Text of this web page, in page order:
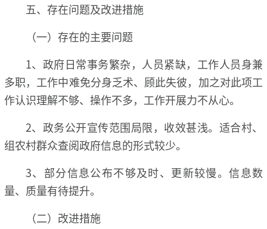
五、存在问题及改进措施
（一）存在的主要问题
1、政府日常事务繁杂，人员紧缺，工作人员身兼
多职，工作中难免分身乏术、顾此失彼，加之对此项工
作认识理解不够、操作不多，工作开展力不从心。
2、政务公开宣传范围局限，收效甚浅。适合村、
组农村群众查阅政府信息的形式较少。
3、部分信息公布不够及时、更新较慢。信息数
量、质量有待提升。
（二）改进措施